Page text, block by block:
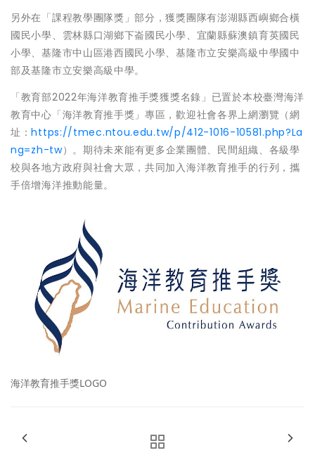
另外在「課程教學團隊獎」部分，獲獎團隊有澎湖縣西嶼鄉合橫
國民小學、雲林縣口湖鄉下崙國民小學、宜蘭縣蘇澳鎮育英國民
小學、基隆市中山區港西國民小學、基隆市立安樂高級中學國中
部及基隆市立安樂高級中學。
「教育部2022年海洋教育推手獎獲獎名錄」已置於本校臺灣海洋
教育中心「海洋教育推手獎」專區，歡迎社會各界上網瀏覽（網
址：https://tmec.ntou.edu.tw/p/412-1016-10581.php?La
ng=zh-tw）。期待未來能有更多企業團體、民間組織、各級學
校與各地方政府與社會大眾，共同加入海洋教育推手的行列，攜
手倍增海洋推動能量。
海洋教育推手獎LOGO